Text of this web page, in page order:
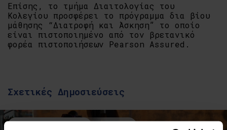
Επίσης, το τμήμα Διαιτολογίας του
Κολεγίου προσφέρει το πρόγραμμα δια βίου
μάθησης “Διατροφή και Άσκηση” το οποίο
είναι πιστοποιημένο από τον βρετανικό
φορέα πιστοποιήσεων Pearson Assured.
Σχετικές Δημοσιεύσεις